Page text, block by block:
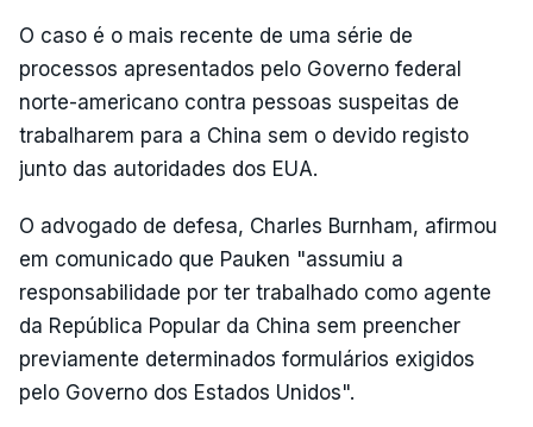
O caso é o mais recente de uma série de
processos apresentados pelo Governo federal
norte-americano contra pessoas suspeitas de
trabalharem para a China sem o devido registo
junto das autoridades dos EUA.
O advogado de defesa, Charles Burnham, afirmou
em comunicado que Pauken "assumiu a
responsabilidade por ter trabalhado como agente
da República Popular da China sem preencher
previamente determinados formulários exigidos
pelo Governo dos Estados Unidos".